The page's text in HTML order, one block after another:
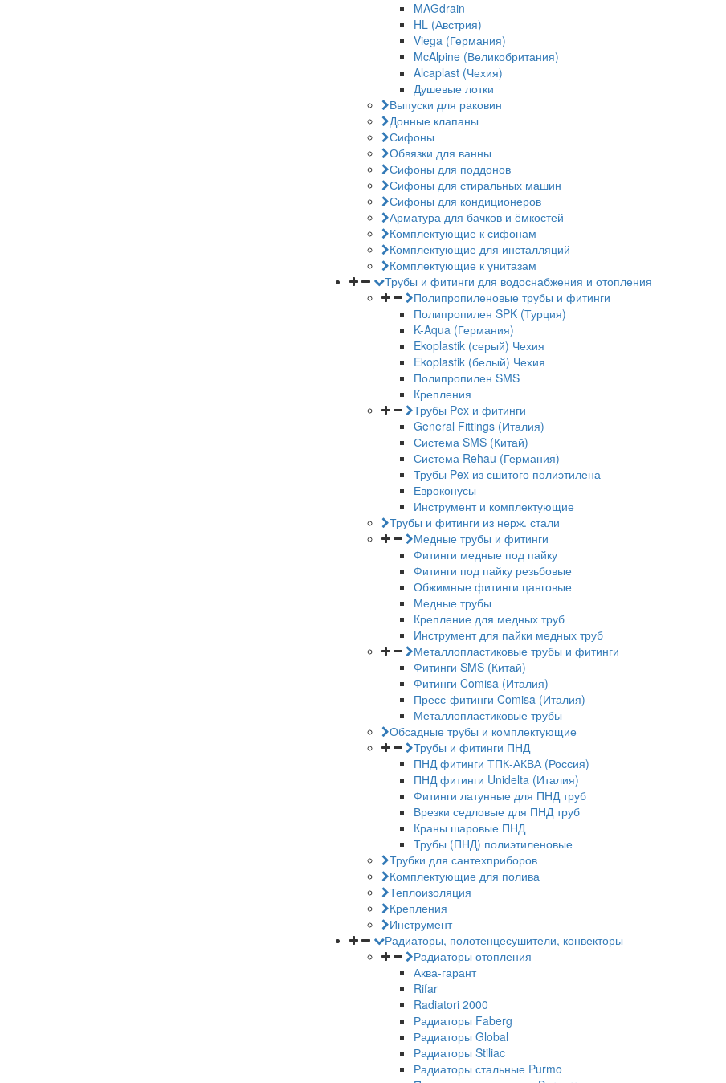
MAGdrain
HL (Австрия)
Viega (Германия)
McAlpine (Великобритания)
Alcaplast (Чехия)
Душевые лотки
Выпуски для раковин
Донные клапаны
Сифоны
Обвязки для ванны
Сифоны для поддонов
Сифоны для стиральных машин
Сифоны для кондиционеров
Арматура для бачков и ёмкостей
Комплектующие к сифонам
Комплектующие для инсталляций
Комплектующие к унитазам
Трубы и фитинги для водоснабжения и отопления
Полипропиленовые трубы и фитинги
Полипропилен SPK (Турция)
K-Aqua (Германия)
Ekoplastik (серый) Чехия
Ekoplastik (белый) Чехия
Полипропилен SMS
Крепления
Трубы Pex и фитинги
General Fittings (Италия)
Система SMS (Китай)
Система Rehau (Германия)
Трубы Pex из сшитого полиэтилена
Евроконусы
Инструмент и комплектующие
Трубы и фитинги из нерж. стали
Медные трубы и фитинги
Фитинги медные под пайку
Фитинги под пайку резьбовые
Обжимные фитинги цанговые
Медные трубы
Крепление для медных труб
Инструмент для пайки медных труб
Металлопластиковые трубы и фитинги
Фитинги SMS (Китай)
Фитинги Comisa (Италия)
Пресс-фитинги Comisa (Италия)
Металлопластиковые трубы
Обсадные трубы и комплектующие
Трубы и фитинги ПНД
ПНД фитинги ТПК-АКВА (Россия)
ПНД фитинги Unidelta (Италия)
Фитинги латунные для ПНД труб
Врезки седловые для ПНД труб
Краны шаровые ПНД
Трубы (ПНД) полиэтиленовые
Трубки для сантехприборов
Комплектующие для полива
Теплоизоляция
Крепления
Инструмент
Радиаторы, полотенцесушители, конвекторы
Радиаторы отопления
Аква-гарант
Rifar
Radiatori 2000
Радиаторы Faberg
Радиаторы Global
Радиаторы Stiliac
Радиаторы стальные Purmo